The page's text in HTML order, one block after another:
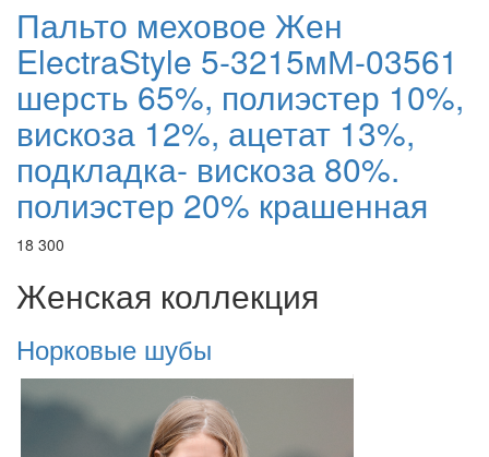
Пальто меховое Жен
ElectraStyle 5-3215мМ-03561
шерсть 65%, полиэстер 10%,
вискоза 12%, ацетат 13%,
подкладка- вискоза 80%.
полиэстер 20% крашенная
18 300
Женская коллекция
Норковые шубы